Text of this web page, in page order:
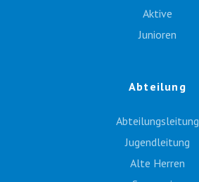
Aktive
Junioren
Abteilung
Abteilungsleitung
Jugendleitung
Alte Herren